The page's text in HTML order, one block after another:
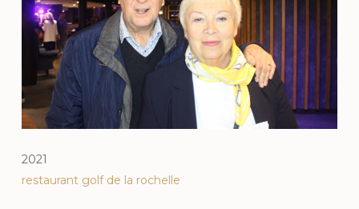
2021
restaurant golf de la rochelle